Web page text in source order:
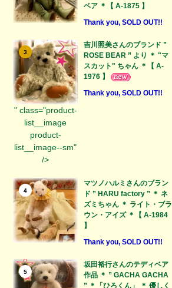
ベア ＊【 A-1875 】
Thank you, SOLD OUT!!
3
" class="product-
list__image
product-
list__image--sm"
/>
吉川照美さんのブランド ”
ROSE BEAR ” より ＊ "マ
スカット" ちゃん ＊【 A-
1976 】
Thank you, SOLD OUT!!
4
マツノハルミさんのブラン
ド ” HARU factory ” ＊ ネ
ズミちゃん ＊ ライト・ブラ
ウン・アイズ ＊【 A-1984
】
Thank you, SOLD OUT!!
5
坂田裕行さんのテディベア
作品 ＊ ” GACHA GACHA
” ＊「ひろくん」 ＊ 優しく